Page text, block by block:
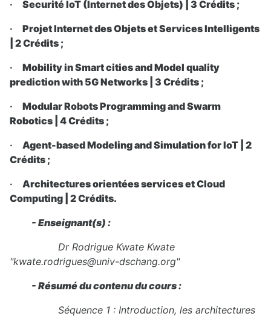
· Securité IoT (Internet des Objets) | 3 Crédits ;
· Projet Internet des Objets et Services Intelligents
| 2 Crédits ;
· Mobility in Smart cities and Model quality
prediction with 5G Networks | 3 Crédits ;
· Modular Robots Programming and Swarm
Robotics | 4 Crédits ;
· Agent-based Modeling and Simulation for IoT | 2
Crédits ;
· Architectures orientées services et Cloud
Computing | 2 Crédits.
- Enseignant(s) :
Dr Rodrigue Kwate Kwate
"kwate.rodrigues@univ-dschang.org"
- Résumé du contenu du cours :
Séquence 1 : Introduction, les architectures